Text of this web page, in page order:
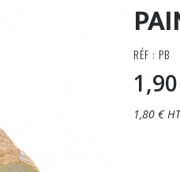
RÉF : PB
1,80 € HT